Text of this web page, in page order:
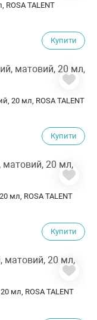
TALENT
Купити
20 мл, ROSA TALENT
Купити
мл, ROSA TALENT
Купити
мл, ROSA TALENT